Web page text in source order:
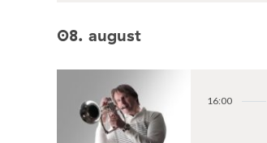
08. august
16:00